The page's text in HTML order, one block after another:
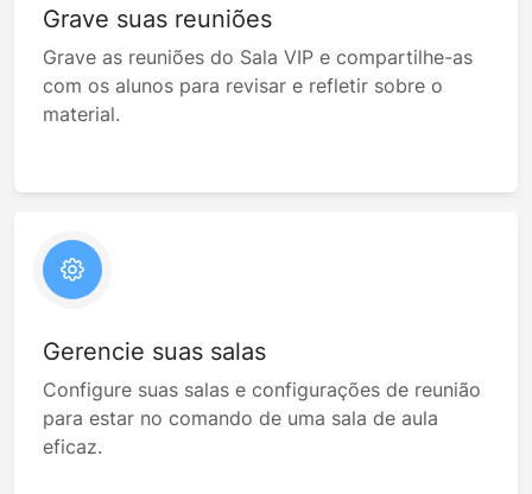
Grave suas reuniões
Grave as reuniões do Sala VIP e compartilhe-as
com os alunos para revisar e refletir sobre o
material.
Gerencie suas salas
Configure suas salas e configurações de reunião
para estar no comando de uma sala de aula
eficaz.